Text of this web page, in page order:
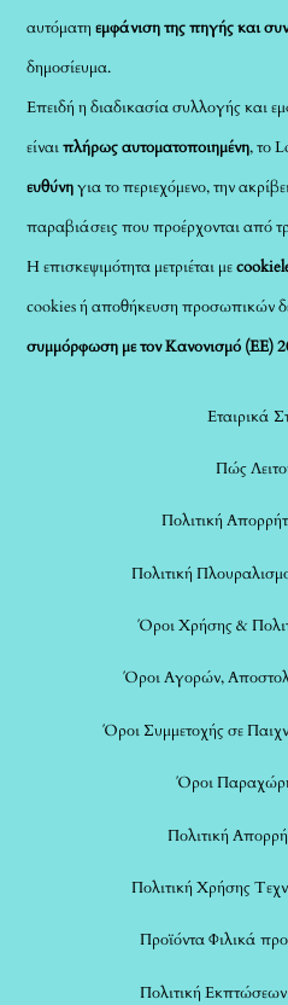
αυτόματηεμφάνιση της πηγής και
δημοσίευμα.
Επειδή η διαδικασία συλλογής και
είναιπλήρως αυτοματοποιημένη, το
ευθύνηγια το περιεχόμενο, την
παραβιάσεις που προέρχονται από
Η επισκεψιμότητα μετριέται με
cookies ή αποθήκευση προσωπικών
συμμόρφωση με τον Κανονισμό (ΕΕ)
Εταιρικά
Πώς
Πολιτική
Πολιτική
Όροι Χρήσης &
Όροι Αγορών,
Όροι Συμμετοχής σε
Όροι
Πολιτική
Πολιτική Χρήσης
Προϊόντα Φιλικά
Πολιτική